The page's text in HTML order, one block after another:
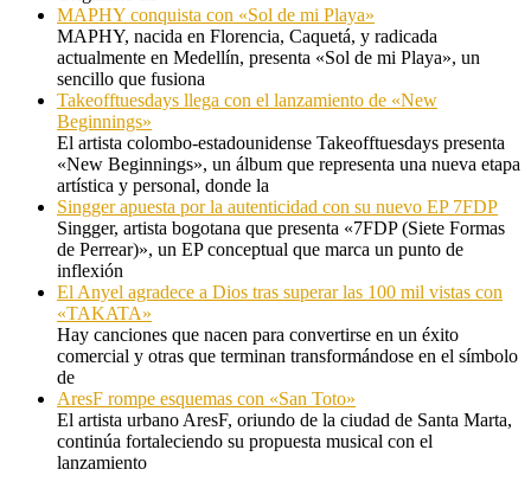
MAPHY conquista con «Sol de mi Playa»
MAPHY, nacida en Florencia, Caquetá, y radicada
actualmente en Medellín, presenta «Sol de mi Playa», un
sencillo que fusiona
Takeofftuesdays llega con el lanzamiento de «New
Beginnings»
El artista colombo-estadounidense Takeofftuesdays presenta
«New Beginnings», un álbum que representa una nueva etapa
artística y personal, donde la
Singger apuesta por la autenticidad con su nuevo EP 7FDP
Singger, artista bogotana que presenta «7FDP (Siete Formas
de Perrear)», un EP conceptual que marca un punto de
inflexión
El Anyel agradece a Dios tras superar las 100 mil vistas con
«TAKATA»
Hay canciones que nacen para convertirse en un éxito
comercial y otras que terminan transformándose en el símbolo
de
AresF rompe esquemas con «San Toto»
El artista urbano AresF, oriundo de la ciudad de Santa Marta,
continúa fortaleciendo su propuesta musical con el
lanzamiento